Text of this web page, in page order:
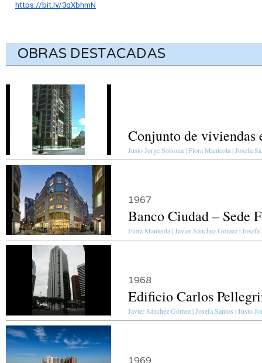
https://bit.ly/3qXbhmN
OBRAS DESTACADAS
Conjunto de viviendas
Justo Jorge Solsona | Flora Manteola | Josefa
1967
Banco Ciudad – Sede
Flora Manteola | Javier Sánchez Gómez |
1968
Edificio Carlos
Javier Sánchez Gómez | Josefa Santos | Justo
1969